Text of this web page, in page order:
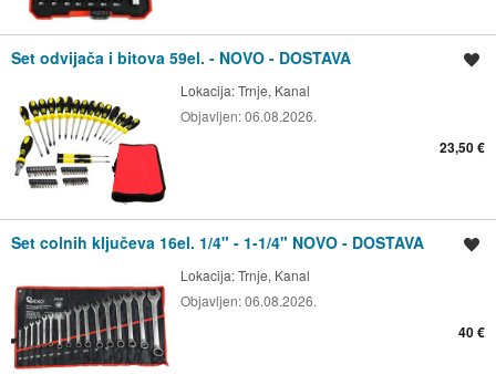
Set odvijača i bitova 59el. - NOVO - DOSTAVA
Lokacija:Trnje, Kanal
Objavljen:06.08.2026.
23,50 €
Set colnih ključeva 16el. 1/4" - 1-1/4" NOVO - DOSTAVA
Lokacija:Trnje, Kanal
Objavljen:06.08.2026.
40 €